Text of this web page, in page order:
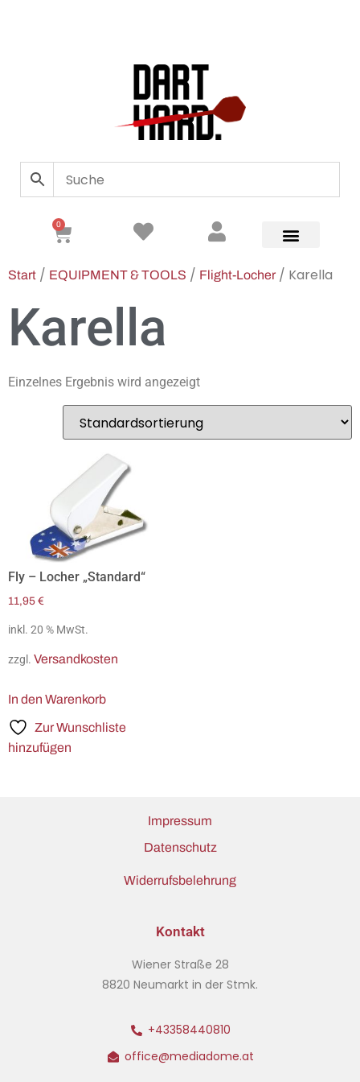
0
Start / EQUIPMENT & TOOLS / Flight-Locher / Karella
Karella
Einzelnes Ergebnis wird angezeigt
Fly – Locher „Standard“
11,95 €
inkl. 20 % MwSt.
zzgl. Versandkosten
In den Warenkorb
Zur Wunschliste
hinzufügen
Impressum
Datenschutz
Widerrufsbelehrung
Kontakt
Wiener Straße 28
8820 Neumarkt in der Stmk.
+43358440810
office@mediadome.at